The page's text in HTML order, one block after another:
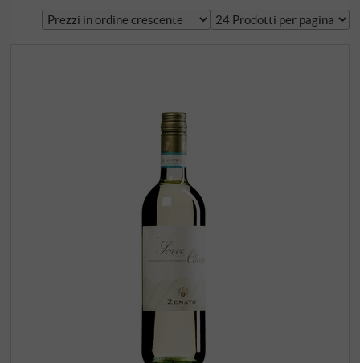
vengono solitamente fornite in una confezione regalo
appositamente progettata o in un originale cofanetto di